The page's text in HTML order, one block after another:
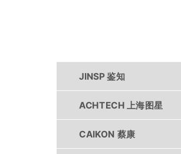
JINSP 鉴知
ACHTECH 上海图星
CAIKON 蔡康